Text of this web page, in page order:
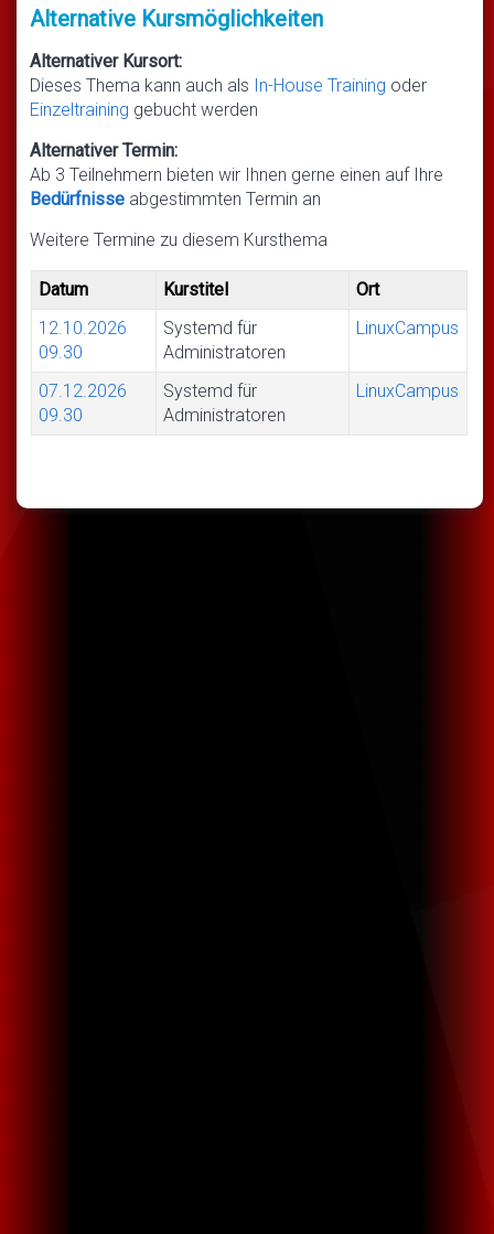
Alternative Kursmöglichkeiten
Alternativer Kursort:
Dieses Thema kann auch als In-House Training oder
Einzeltraining gebucht werden
Alternativer Termin:
Ab 3 Teilnehmern bieten wir Ihnen gerne einen auf Ihre
Bedürfnisse abgestimmten Termin an
Weitere Termine zu diesem Kursthema
Datum Kurstitel
Ort
12.10.2026
09.30
Systemd für
Administratoren
LinuxCampus
07.12.2026
09.30
Systemd für
Administratoren
LinuxCampus